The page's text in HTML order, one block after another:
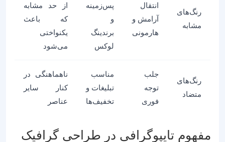
رنگ‌های
مشابه
انتقال
آرامش و
هارمونی
پس‌زمینه
و
برندینگ
لوکس
از حد مشابه
که باعث
یکنواختی
می‌شود
رنگ‌های
متضاد
جلب
توجه
فوری
مناسب
تبلیغات و
تخفیف‌ها
ناهماهنگی در
کنار سایر
عناصر
مفهوم تایپوگرافی در طراحی گرافیک